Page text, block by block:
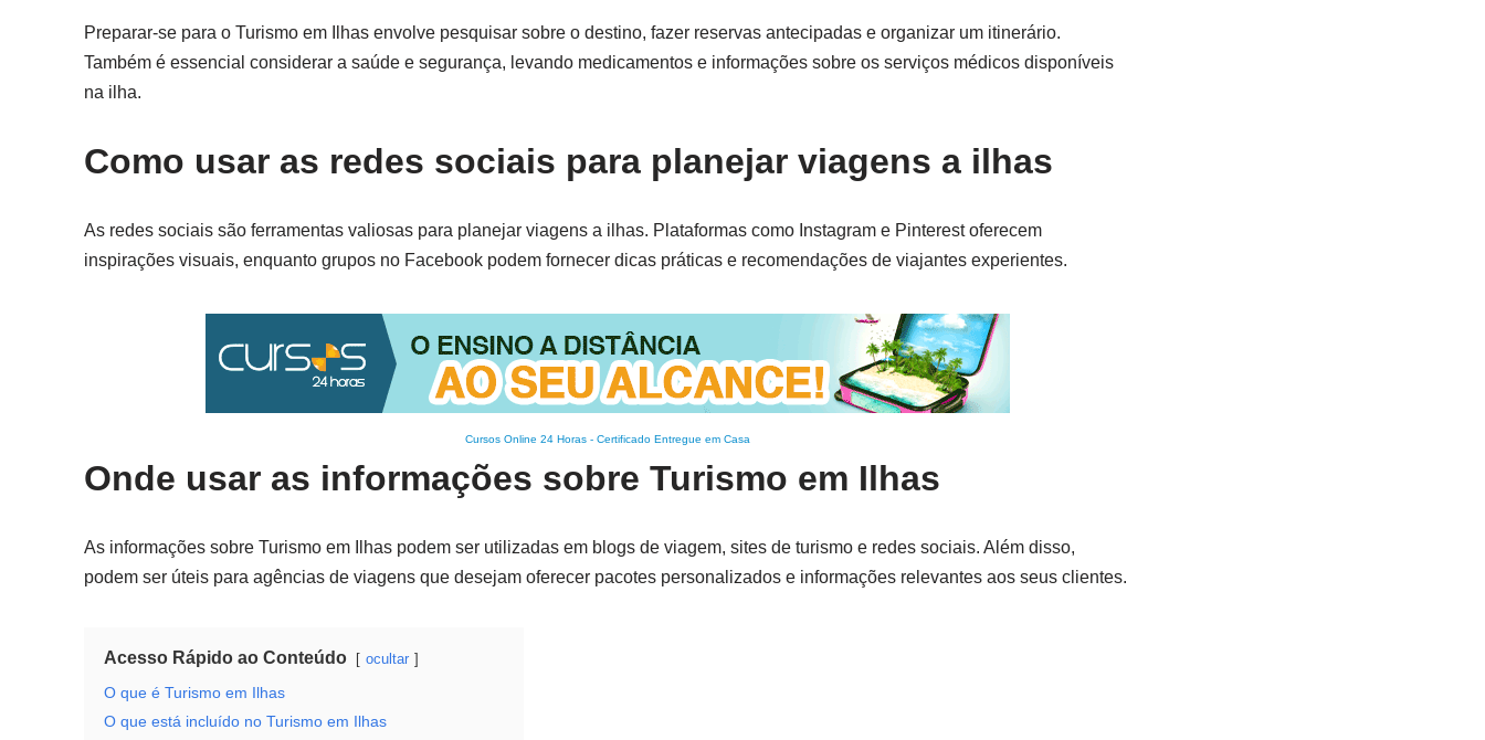
Preparar-se para o Turismo em Ilhas envolve pesquisar sobre o destino, fazer reservas antecipadas e organizar um itinerário.
Também é essencial considerar a saúde e segurança, levando medicamentos e informações sobre os serviços médicos disponíveis
na ilha.
Como usar as redes sociais para planejar viagens a ilhas
As redes sociais são ferramentas valiosas para planejar viagens a ilhas. Plataformas como Instagram e Pinterest oferecem
inspirações visuais, enquanto grupos no Facebook podem fornecer dicas práticas e recomendações de viajantes experientes.
Cursos Online 24 Horas- Certificado Entregue em Casa
Onde usar as informações sobre Turismo em Ilhas
As informações sobre Turismo em Ilhas podem ser utilizadas em blogs de viagem, sites de turismo e redes sociais. Além disso,
podem ser úteis para agências de viagens que desejam oferecer pacotes personalizados e informações relevantes aos seus clientes.
Acesso Rápido ao Conteúdo ocultar
O que é Turismo em Ilhas
O que está incluído no Turismo em Ilhas